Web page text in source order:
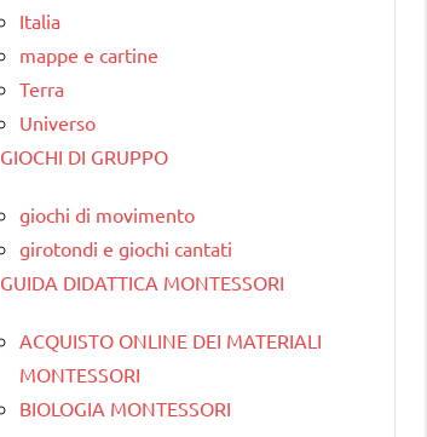
Italia
mappe e cartine
Terra
Universo
GIOCHI DI GRUPPO
giochi di movimento
girotondi e giochi cantati
GUIDA DIDATTICA MONTESSORI
ACQUISTO ONLINE DEI MATERIALI
MONTESSORI
BIOLOGIA MONTESSORI